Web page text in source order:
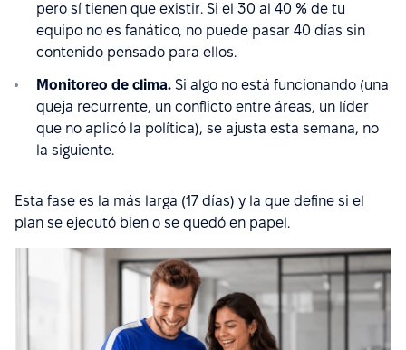
pero sí tienen que existir. Si el 30 al 40 % de tu
equipo no es fanático, no puede pasar 40 días sin
contenido pensado para ellos.
Monitoreo de clima. Si algo no está funcionando (una
queja recurrente, un conflicto entre áreas, un líder
que no aplicó la política), se ajusta esta semana, no
la siguiente.
Esta fase es la más larga (17 días) y la que define si el
plan se ejecutó bien o se quedó en papel.